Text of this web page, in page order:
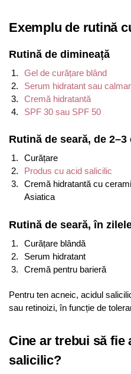
Exemplu de rutină
Rutină de dimineață
Gel de curățare blând
Serum hidratant sau
Cremă hidratantă
SPF 30 sau SPF 50
Rutină de seară, de
Curățare
Produs cu acid salicilic
Cremă hidratantă cu
Asiatica
Rutină de seară, în
Curățare blândă
Serum hidratant
Cremă pentru barieră
Pentru ten acneic, acidul
sau retinoizi, în funcție de
Cine ar trebui să fie
salicilic?